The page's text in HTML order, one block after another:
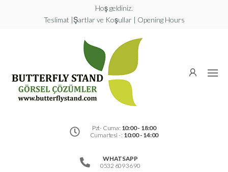
Hoş geldiniz.
Teslimat |Şartlar ve Koşullar | Opening Hours
Görsel
Pzt- Cuma: 10:00 - 18:00
Cumartesi - : 10:00 - 14:00
WHATSAPP
0532 609 36 90